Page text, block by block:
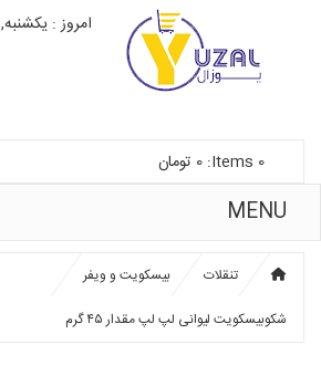
امروز : یکشنبه, 18 مرداد 1405
0
Items:
0 تومان
MENU
تنقلات
بیسکویت و ویفر
شکوبیسکویت لیوانی لپ لپ مقدار ۴۵ گرم